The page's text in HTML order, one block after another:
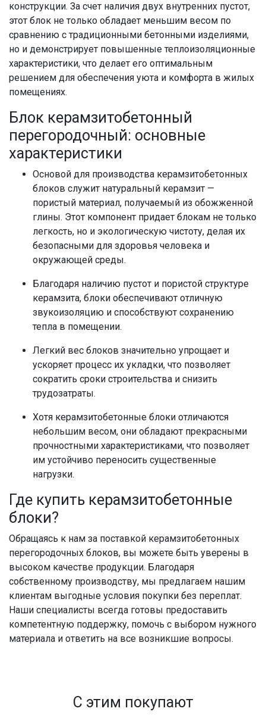
конструкции. За счет наличия двух внутренних пустот,
этот блок не только обладает меньшим весом по
сравнению с традиционными бетонными изделиями,
но и демонстрирует повышенные теплоизоляционные
характеристики, что делает его оптимальным
решением для обеспечения уюта и комфорта в жилых
помещениях.
Блок керамзитобетонный
перегородочный: основные
характеристики
Основой для производства керамзитобетонных
блоков служит натуральный керамзит —
пористый материал, получаемый из обожженной
глины. Этот компонент придает блокам не только
легкость, но и экологическую чистоту, делая их
безопасными для здоровья человека и
окружающей среды.
Благодаря наличию пустот и пористой структуре
керамзита, блоки обеспечивают отличную
звукоизоляцию и способствуют сохранению
тепла в помещении.
Легкий вес блоков значительно упрощает и
ускоряет процесс их укладки, что позволяет
сократить сроки строительства и снизить
трудозатраты.
Хотя керамзитобетонные блоки отличаются
небольшим весом, они обладают прекрасными
прочностными характеристиками, что позволяет
им устойчиво переносить существенные
нагрузки.
Где купить керамзитобетонные
блоки?
Обращаясь к нам за поставкой керамзитобетонных
перегородочных блоков, вы можете быть уверены в
высоком качестве продукции. Благодаря
собственному производству, мы предлагаем нашим
клиентам выгодные условия покупки без переплат.
Наши специалисты всегда готовы предоставить
компетентную поддержку, помочь с выбором нужного
материала и ответить на все возникшие вопросы.
С этим покупают